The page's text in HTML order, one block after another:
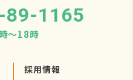
89-1165
〜18時
採用情報